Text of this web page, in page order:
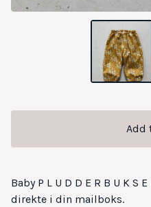
Add
Baby P L U D D E R B U K S
direkte i din mailboks.